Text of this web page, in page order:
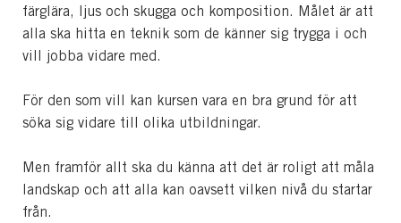
färglära, ljus och skugga och komposition. Målet är att
alla ska hitta en teknik som de känner sig trygga i och
vill jobba vidare med.
För den som vill kan kursen vara en bra grund för att
söka sig vidare till olika utbildningar.
Men framför allt ska du känna att det är roligt att måla
landskap och att alla kan oavsett vilken nivå du startar
från.